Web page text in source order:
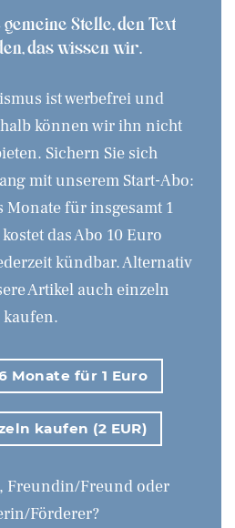
Stelle, den Text
das wissen wir.
ist werbefrei und
können wir ihn nicht
Sichern Sie sich
mit unserem Start-Abo:
Monate für insgesamt 1
das Abo 10 Euro
kündbar. Alternativ
Artikel auch einzeln
kaufen.
Monate für 1 Euro
kaufen (2 EUR)
Freundin/Freund oder
Förderer?